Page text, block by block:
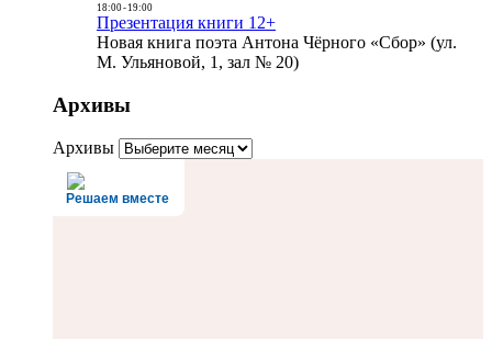
18:00- 19:00
Презентация книги 12+
Новая книга поэта Антона Чёрного «Сбор» (ул.
М. Ульяновой, 1, зал № 20)
Архивы
Архивы
Решаем вместе